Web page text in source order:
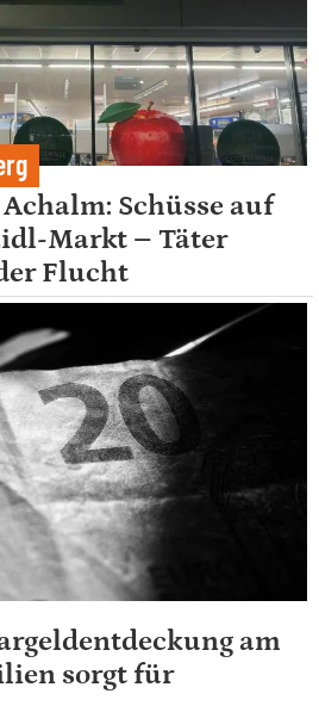
Schüsse auf
Markt – Täter
Flucht
am
sorgt für